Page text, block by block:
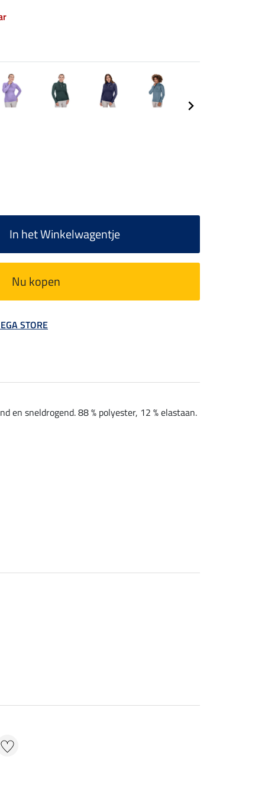
In het Winkelwagentje
Nu kopen
STORE
sneldrogend. 88 % polyester, 12 % elastaan.